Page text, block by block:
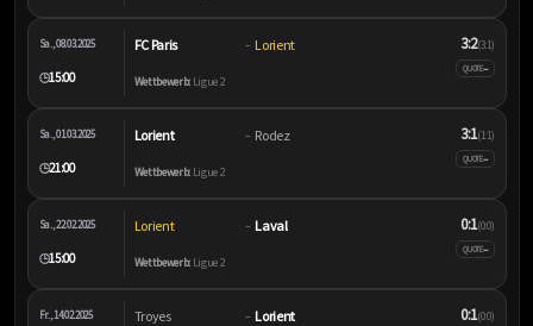
Sa., 08.03.2025
🕒15:00
FC Paris – Lorient
Wettbewerb:Ligue 2
3:2(3:1)
QUOTE–
Sa., 01.03.2025
🕒21:00
Lorient – Rodez
Wettbewerb:Ligue 2
3:1(1:1)
QUOTE–
Sa., 22.02.2025
🕒15:00
Lorient – Laval
Wettbewerb:Ligue 2
0:1(0:0)
QUOTE–
Fr., 14.02.2025 Troyes – Lorient 0:1(0:0)